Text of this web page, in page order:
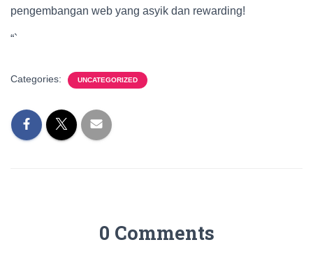
pengembangan web yang asyik dan rewarding!
“`
Categories: UNCATEGORIZED
0 Comments